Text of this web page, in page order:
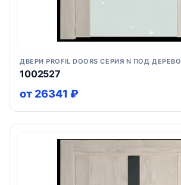
ДВЕРИ PROFIL DOORS СЕРИЯ N ПОД ДЕРЕВО
1002527
от 26341 ₽